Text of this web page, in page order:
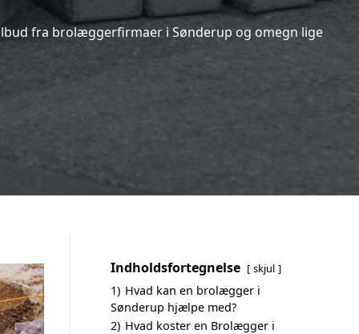
fra brolæggerfirmaer i Sønderup og omegn lige
Indholdsfortegnelse skjul
1) Hvad kan en brolægger i
Sønderup hjælpe med?
2) Hvad koster en Brolægger i